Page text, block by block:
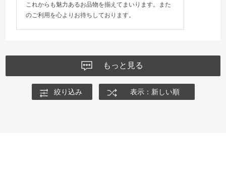
これからも魅力あるお品物を揃えてまいります。また
のご利用を心よりお待ちしております。
もっと見る
絞り込み 表示：新しい順